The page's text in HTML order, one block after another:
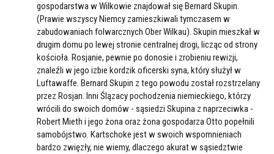
gospodarstwa w Wilkowie znajdował się Bernard Skupin.
(Prawie wszyscy Niemcy zamieszkiwali tymczasem w
zabudowaniach folwarcznych Ober Wilkau). Skupin mieszkał w
drugim domu po lewej stronie centralnej drogi, licząc od strony
kościoła. Rosjanie, pewnie po donosie i zrobieniu rewizji,
znaleźli w jego izbie kordzik oficerski syna, który służył w
Luftawaffe. Bernard Skupin z tego powodu został rozstrzelany
przez Rosjan. Inni Ślązacy pochodzenia niemieckiego, którzy
wrócili do swoich domów - sąsiedzi Skupina z naprzeciwka -
Robert Mieth i jego żona oraz żona gospodarza Otto popełnili
samobójstwo. Kartschoke jest w swoich wspomnieniach
bardzo zwięzły, nie wiemy, dlaczego akurat w sąsiedztwie